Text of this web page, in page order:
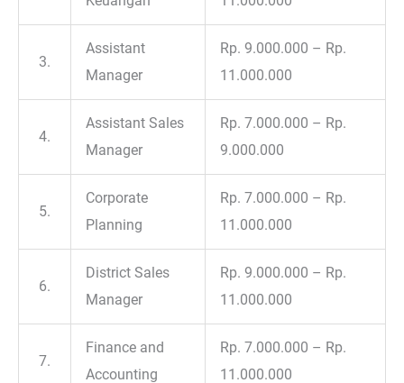
3.
Assistant
Manager
Rp. 9.000.000 – Rp.
11.000.000
4.
Assistant Sales
Manager
Rp. 7.000.000 – Rp.
9.000.000
5.
Corporate
Planning
Rp. 7.000.000 – Rp.
11.000.000
6.
District Sales
Manager
Rp. 9.000.000 – Rp.
11.000.000
7.
Finance and
Accounting
Rp. 7.000.000 – Rp.
11.000.000